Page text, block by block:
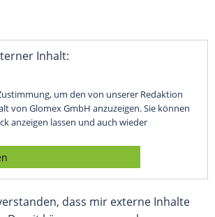
Inhalt:
um den von unserer Redaktion
von Glomex GmbH anzuzeigen. Sie können
anzeigen lassen und auch wieder
dass mir externe Inhalte